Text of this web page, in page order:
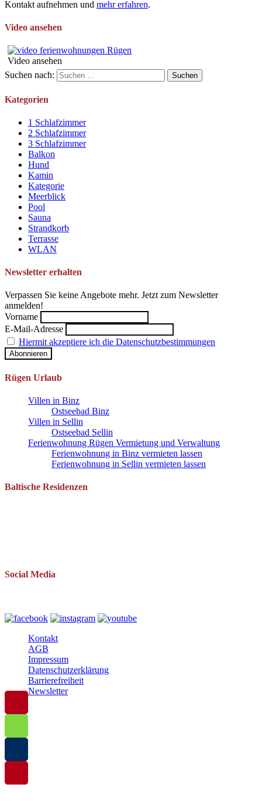
Kontakt aufnehmen und mehr erfahren.
Video ansehen
Video ansehen
Suchen nach:
Kategorien
1 Schlafzimmer
2 Schlafzimmer
3 Schlafzimmer
Balkon
Hund
Kamin
Kategorie
Meerblick
Pool
Sauna
Strandkorb
Terrasse
WLAN
Newsletter erhalten
Verpassen Sie keine Angebote mehr. Jetzt zum Newsletter
anmelden!
Vorname
E-Mail-Adresse
Hiermit akzeptiere ich die Datenschutzbestimmungen
Rügen Urlaub
Villen in Binz
Ostseebad Binz
Villen in Sellin
Ostseebad Sellin
Ferienwohnung Rügen Vermietung und Verwaltung
Ferienwohnung in Binz vermieten lassen
Ferienwohnung in Sellin vermieten lassen
Baltische Residenzen
Social Media
Kontakt
AGB
Impressum
Datenschutzerklärung
Barrierefreiheit
Newsletter